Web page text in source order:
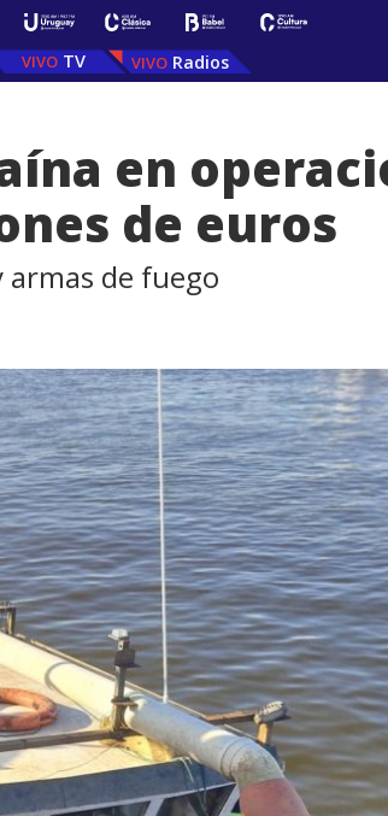
TV Radios
en
de euros
armas de fuego